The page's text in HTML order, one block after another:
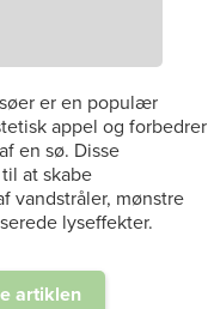
er en populær
appel og forbedrer
en sø. Disse
at skabe
vandstråler, mønstre
lyseffekter.
artiklen